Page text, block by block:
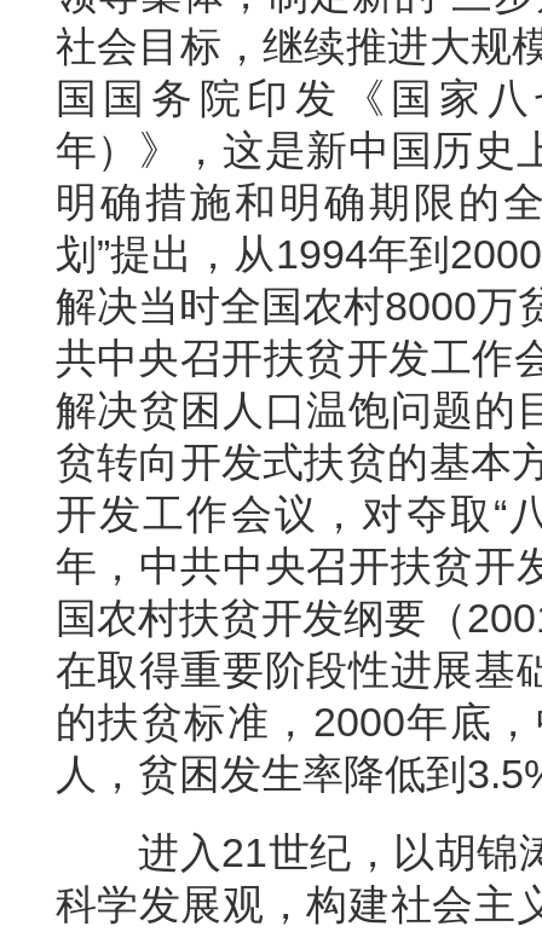
社会目标，继续推进大规
国国务院印发《国家
年）》，这是新中国历史
明确措施和明确期限的
划”提出，从1994年到
解决当时全国农村8000万
共中央召开扶贫开发工作
解决贫困人口温饱问题的
贫转向开发式扶贫的基本
开发工作会议，对夺取“
年，中共中央召开扶贫开
国农村扶贫开发纲要（
在取得重要阶段性进展基
的扶贫标准，2000年底
人，贫困发生率降低到
进入21世纪，以胡锦
科学发展观，构建社会主